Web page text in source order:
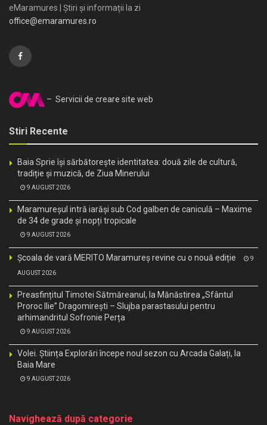
eMaramures | Știri și informații la zi
office@emaramures.ro
– Servicii de creare site web
Stiri Recente
Baia Sprie își sărbătorește identitatea: două zile de cultură,
tradiție și muzică, de Ziua Minerului
9 AUGUST 2026
Maramureșul intră iarăși sub Cod galben de caniculă – Maxime
de 34 de grade și nopți tropicale
9 AUGUST 2026
Școala de vară MERITO Maramureș revine cu o nouă ediție 9
AUGUST 2026
Preasfințitul Timotei Sătmăreanul, la Mănăstirea „Sfântul
Proroc Ilie” Dragomirești – Slujba parastasului pentru
arhimandritul Sofronie Perța
9 AUGUST 2026
Volei. Știința Explorări începe noul sezon cu Arcada Galați, la
Baia Mare
9 AUGUST 2026
Navighează după categorie